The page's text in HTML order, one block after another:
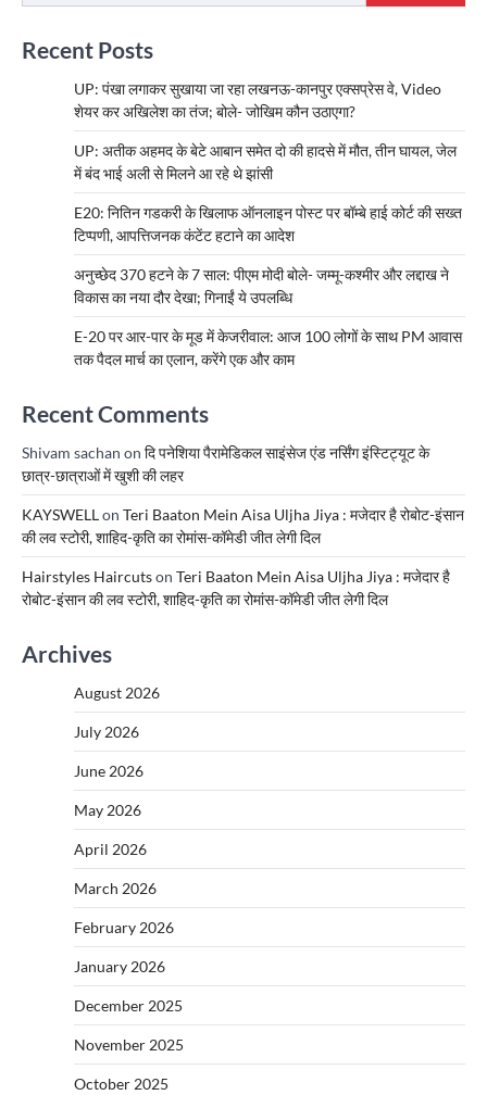
Recent Posts
UP: पंखा लगाकर सुखाया जा रहा लखनऊ-कानपुर एक्सप्रेस वे, Video
शेयर कर अखिलेश का तंज; बोले- जोखिम कौन उठाएगा?
UP: अतीक अहमद के बेटे आबान समेत दो की हादसे में मौत, तीन घायल, जेल
में बंद भाई अली से मिलने आ रहे थे झांसी
E20: नितिन गडकरी के खिलाफ ऑनलाइन पोस्ट पर बॉम्बे हाई कोर्ट की सख्त
टिप्पणी, आपत्तिजनक कंटेंट हटाने का आदेश
अनुच्छेद 370 हटने के 7 साल: पीएम मोदी बोले- जम्मू-कश्मीर और लद्दाख ने
विकास का नया दौर देखा; गिनाईं ये उपलब्धि
E-20 पर आर-पार के मूड में केजरीवाल: आज 100 लोगों के साथ PM आवास
तक पैदल मार्च का एलान, करेंगे एक और काम
Recent Comments
Shivam sachan on दि पनेशिया पैरामेडिकल साइंसेज एंड नर्सिंग इंस्टिट्यूट के
छात्र-छात्राओं में खुशी की लहर
KAYSWELLon Teri Baaton Mein Aisa Uljha Jiya : मजेदार है रोबोट-इंसान
की लव स्टोरी, शाहिद-कृति का रोमांस-कॉमेडी जीत लेगी दिल
Hairstyles Haircutson Teri Baaton Mein Aisa Uljha Jiya : मजेदार है
रोबोट-इंसान की लव स्टोरी, शाहिद-कृति का रोमांस-कॉमेडी जीत लेगी दिल
Archives
August 2026
July 2026
June 2026
May 2026
April 2026
March 2026
February 2026
January 2026
December 2025
November 2025
October 2025